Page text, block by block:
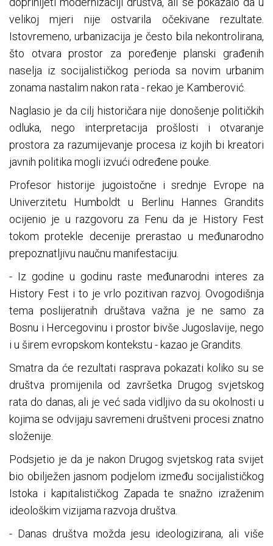
velikoj mjeri nije ostvarila očekivane rezultate.
Istovremeno, urbanizacija je često bila nekontrolirana,
što otvara prostor za poređenje planski građenih
naselja iz socijalističkog perioda sa novim urbanim
zonama nastalim nakon rata - rekao je Kamberović.
Naglasio je da cilj historičara nije donošenje političkih
odluka, nego interpretacija prošlosti i otvaranje
prostora za razumijevanje procesa iz kojih bi kreatori
javnih politika mogli izvući određene pouke.
Profesor historije jugoistočne i srednje Evrope na
Univerzitetu Humboldt u Berlinu Hannes Grandits
ocijenio je u razgovoru za Fenu da je History Fest
tokom protekle decenije prerastao u međunarodno
prepoznatljivu naučnu manifestaciju.
- Iz godine u godinu raste međunarodni interes za
History Fest i to je vrlo pozitivan razvoj. Ovogodišnja
tema poslijeratnih društava važna je ne samo za
Bosnu i Hercegovinu i prostor bivše Jugoslavije, nego
i u širem evropskom kontekstu - kazao je Grandits.
Smatra da će rezultati rasprava pokazati koliko su se
društva promijenila od završetka Drugog svjetskog
rata do danas, ali je već sada vidljivo da su okolnosti u
kojima se odvijaju savremeni društveni procesi znatno
složenije.
Podsjetio je da je nakon Drugog svjetskog rata svijet
bio obilježen jasnom podjelom između socijalističkog
Istoka i kapitalističkog Zapada te snažno izraženim
ideološkim vizijama razvoja društva.
- Danas društva možda jesu ideologizirana, ali više